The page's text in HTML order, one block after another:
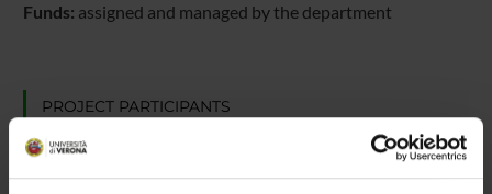
Funds: assigned and managed by the department
PROJECT PARTICIPANTS
Umberto Castellani
Full Professor